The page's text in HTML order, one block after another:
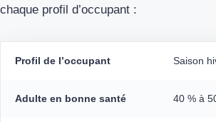
chaque profil d’occupant :
Profil de l’occupant Saison
Adulte en bonne santé 40 % à